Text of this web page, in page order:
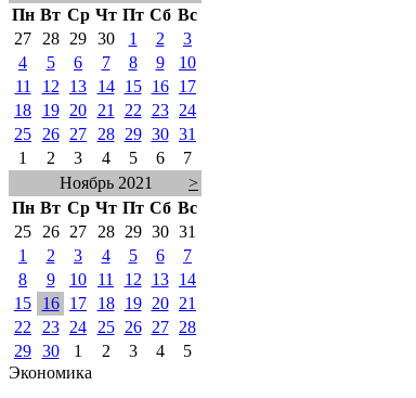
Пн Вт Ср Чт Пт Сб Вс
27
28 29 30 1 2
3
4
5 6 7 8 9
10
11
12 13 14 15 16
17
18
19 20 21 22 23
24
25
26 27 28 29 30 31
1
2 3 4 5 6
7
Ноябрь 2021
>
Пн Вт Ср Чт Пт Сб Вс
25
26 27 28 29 30 31
1
2 3 4 5 6
7
8
9 10 11 12 13
14
15
16 17 18 19 20
21
22
23 24 25 26 27
28
29 30 1 2 3 4
5
Экономика